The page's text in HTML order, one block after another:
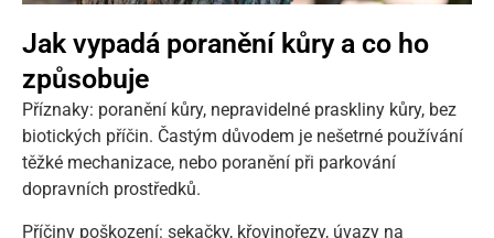
Jak vypadá poranění kůry a co ho
způsobuje
Příznaky: poranění kůry, nepravidelné praskliny kůry, bez
biotických příčin. Častým důvodem je nešetrné používání
těžké mechanizace, nebo poranění při parkování
dopravních prostředků.
Příčiny poškození: sekačky, křovinořezy, úvazy na